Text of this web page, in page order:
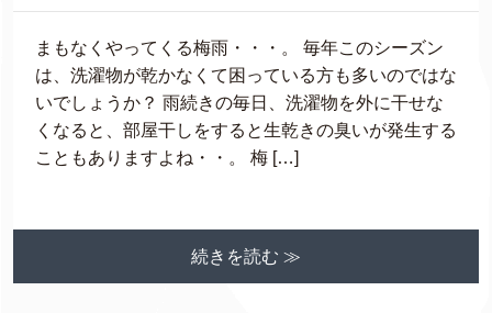
まもなくやってくる梅雨・・・。 毎年このシーズン
は、洗濯物が乾かなくて困っている方も多いのではな
いでしょうか？ 雨続きの毎日、洗濯物を外に干せな
くなると、部屋干しをすると生乾きの臭いが発生する
こともありますよね・・。 梅 […]
続きを読む ≫